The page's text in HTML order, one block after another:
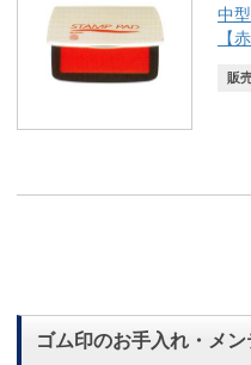
中型
【赤
販
ゴム印のお手入れ・メ